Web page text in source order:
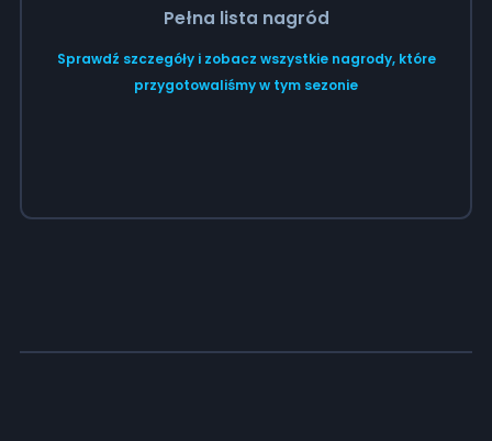
Pełna lista nagród
Sprawdź szczegóły i zobacz wszystkie nagrody, które
przygotowaliśmy w tym sezonie